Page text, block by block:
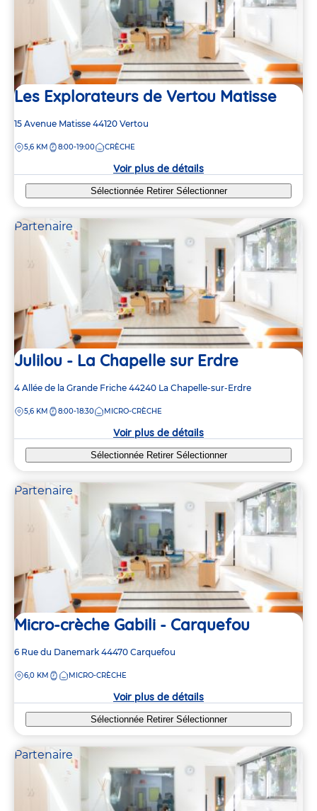
Les Explorateurs de Vertou Matisse
Adresse
la
15 Avenue Matisse 44120 Vertou
DISTANCE
5,6 KM 8:00-19:00 CRÈCHE
Voir plus de détails
Sélectionnée Retirer Sélectionner
Partenaire
Julilou - La Chapelle sur Erdre
Adresse
la
4 Allée de la Grande Friche 44240 La Chapelle-sur-Erdre
DISTANCE
5,6 KM 8:00-18:30 MICRO-CRÈCHE
Voir plus de détails
Sélectionnée Retirer Sélectionner
Partenaire
Micro-crèche Gabili - Carquefou
Adresse
la
6 Rue du Danemark 44470 Carquefou
DISTANCE
6,0 KM MICRO-CRÈCHE
Voir plus de détails
Sélectionnée Retirer Sélectionner
Partenaire